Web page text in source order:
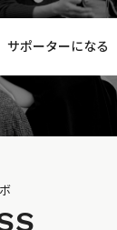
サポーターになる